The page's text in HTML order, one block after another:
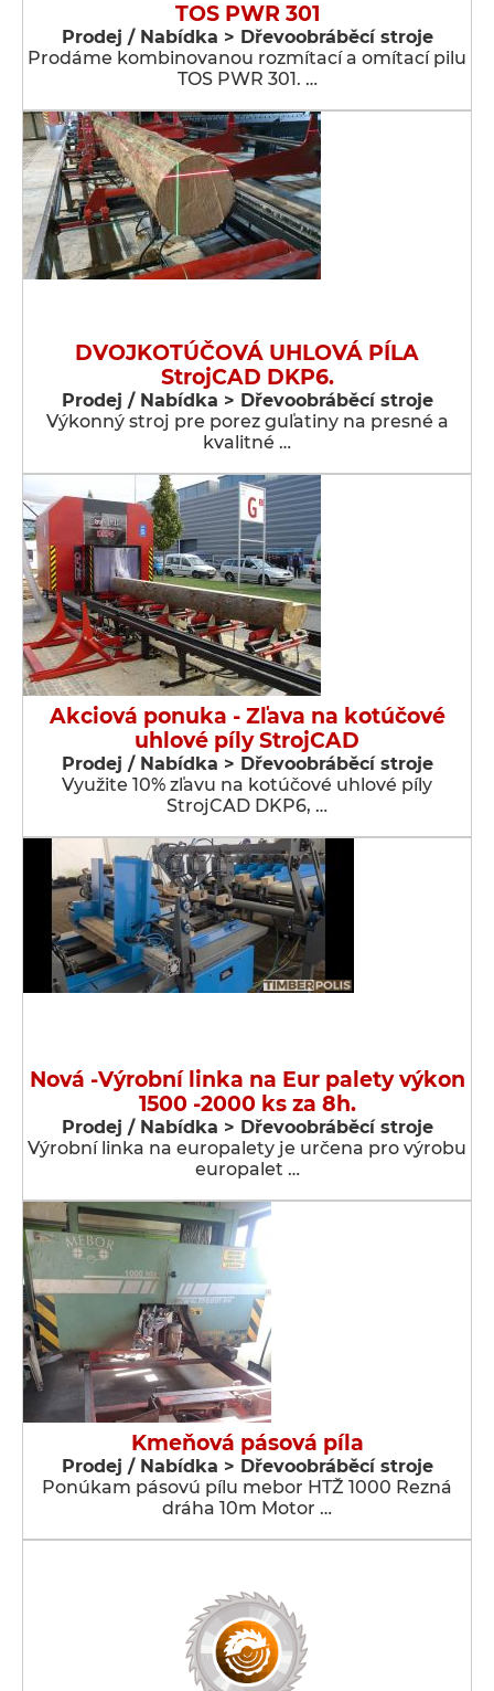
TOS PWR 301
Prodej / Nabídka > Dřevoobráběcí stroje
Prodáme kombinovanou rozmítací a omítací pilu
TOS PWR 301. …
DVOJKOTÚČOVÁ UHLOVÁ PÍLA
StrojCAD DKP6.
Prodej / Nabídka > Dřevoobráběcí stroje
Výkonný stroj pre porez guľatiny na presné a
kvalitné …
Akciová ponuka - Zľava na kotúčové
uhlové píly StrojCAD
Prodej / Nabídka > Dřevoobráběcí stroje
Využite 10% zľavu na kotúčové uhlové píly
StrojCAD DKP6, …
Nová -Výrobní linka na Eur palety výkon
1500 -2000 ks za 8h.
Prodej / Nabídka > Dřevoobráběcí stroje
Výrobní linka na europalety je určena pro výrobu
europalet …
Kmeňová pásová píla
Prodej / Nabídka > Dřevoobráběcí stroje
Ponúkam pásovú pílu mebor HTŽ 1000 Rezná
dráha 10m Motor …